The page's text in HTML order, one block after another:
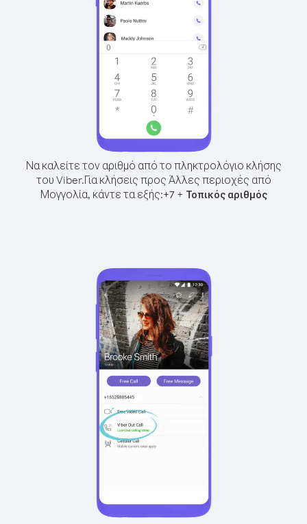
Να καλείτε τον αριθμό από το πληκτρολόγιο κλήσης
του Viber.Για κλήσεις προς Άλλες περιοχές από
Μογγολία, κάντε τα εξής:+7+ Τοπικός αριθμός